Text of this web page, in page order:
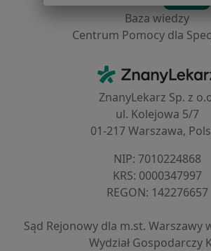
Baza wiedzy
Centrum Pomocy dla
ZnanyLekarz
ZnanyLekarz Sp. z
ul. Kolejowa 5/7
01-217 Warszawa,
NIP: ⁠7010224868
KRS: ⁠0000347997
REGON: ⁠142276657
Sąd Rejonowy dla m.st. Warszawy
Wydział Gospodarczy